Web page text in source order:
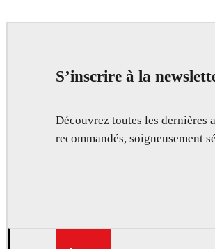
S’inscrire à la
Découvrez toutes les dernières
recommandés, soigneusement